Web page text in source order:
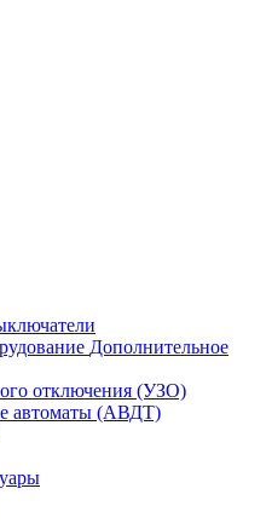
Дополнительное
отключения (УЗО)
автоматы (АВДТ)